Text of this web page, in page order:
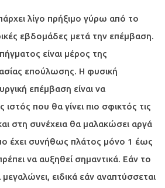
λίγο πρήξιμο γύρω από το
εβδομάδες μετά την επέμβαση.
είναι μέρος της
επούλωσης. Η φυσική
επέμβαση είναι να
που θα γίνει πιο σφικτός τις
στη συνέχεια θα μαλακώσει αργά
έχει συνήθως πλάτος μόνο 1 έως
να αυξηθεί σημαντικά. Εάν το
μεγαλώνει, ειδικά εάν αναπτύσσεται